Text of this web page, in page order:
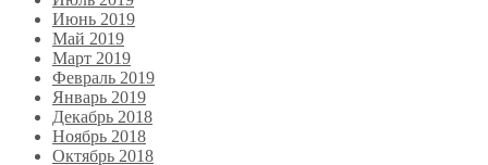
Июнь 2019
Май 2019
Март 2019
Февраль 2019
Январь 2019
Декабрь 2018
Ноябрь 2018
Октябрь 2018